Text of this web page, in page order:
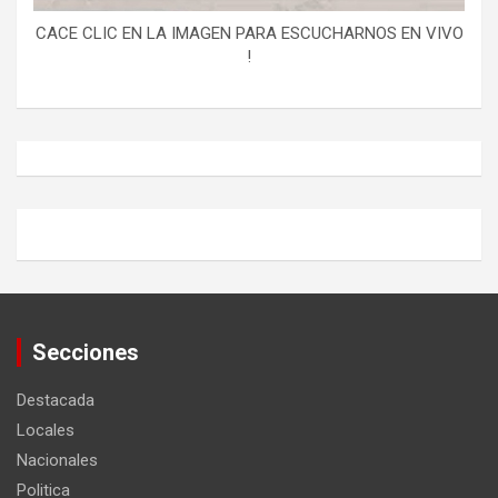
CACE CLIC EN LA IMAGEN PARA ESCUCHARNOS EN VIVO
!
Secciones
Destacada
Locales
Nacionales
Politica